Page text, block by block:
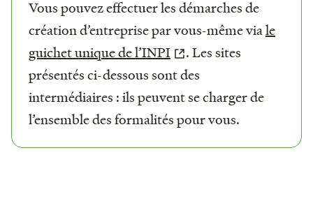
Vous pouvez effectuer les démarches de
création d’entreprise par vous-même viale
guichet unique de l’INPI
. Les sites
présentés ci-dessous sont des
intermédiaires : ils peuvent se charger de
l’ensemble des formalités pour vous.